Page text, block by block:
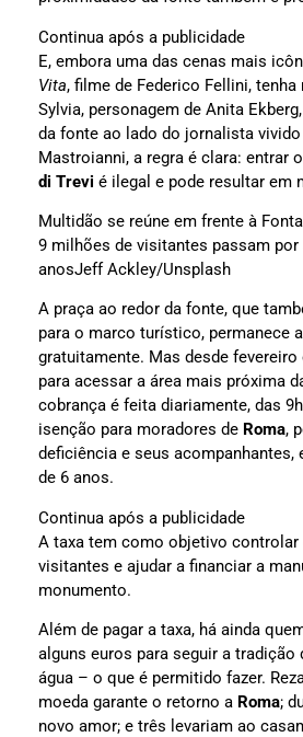
Continua após a publicidade
E, embora uma das cenas mais
Vita, filme de Federico Fellini,
Sylvia, personagem de Anita
da fonte ao lado do jornalista
Mastroianni, a regra é clara: entrar
di Trevi é ilegal e pode resultar em
Multidão se reúne em frente à
9 milhões de visitantes passam
anosJeff Ackley/Unsplash
A praça ao redor da fonte, que
para o marco turístico, permanece
gratuitamente. Mas desde fevereiro
para acessar a área mais próxima
cobrança é feita diariamente, das
isenção para moradores de Roma,
deficiência e seus acompanhantes,
de 6 anos.
Continua após a publicidade
A taxa tem como objetivo
visitantes e ajudar a financiar a
monumento.
Além de pagar a taxa, há ainda
alguns euros para seguir a tradição
água – o que é permitido fazer.
moeda garante o retorno a Roma;
novo amor; e três levariam ao